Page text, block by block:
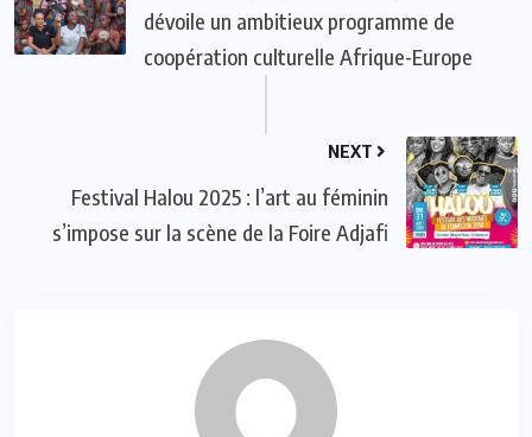
dévoile un ambitieux programme de
coopération culturelle Afrique-Europe
NEXT
Festival Halou 2025 : l’art au féminin
s’impose sur la scène de la Foire Adjafi